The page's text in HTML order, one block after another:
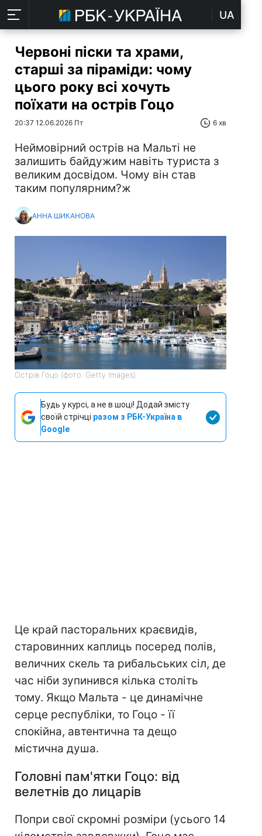
UA
Червоні піски та храми,
старші за піраміди: чому
цього року всі хочуть
поїхати на острів Гоцо
20:37 12.06.2026 Пт 6 хв
Неймовірний острів на Мальті не
залишить байдужим навіть туриста з
великим досвідом. Чому він став
таким популярним?ж
АННА ШИКАНОВА
Острів Гоцо (фото: Getty Images)
Будь у курсі, а не в шоці! Додай змісту
своїй стрічці разом з РБК-Україна в
Google
Це край пасторальних краєвидів,
старовинних каплиць посеред полів,
величних скель та рибальських сіл, де
час ніби зупинився кілька століть
тому. Якщо Мальта - це динамічне
серце республіки, то Гоцо - її
спокійна, автентична та дещо
містична душа.
Головні пам'ятки Гоцо: від
велетнів до лицарів
Попри свої скромні розміри (усього 14